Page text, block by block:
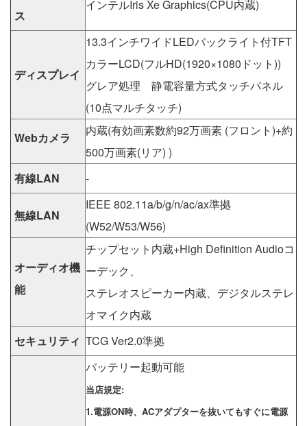
ス
インテルIris Xe Graphics(CPU内蔵)
ディスプレイ
13.3インチワイドLEDバックライト付TFT
カラーLCD(フルHD(1920×1080ドット))
グレア処理 静電容量方式タッチパネル
(10点マルチタッチ)
Webカメラ
内蔵(有効画素数約92万画素 (フロント)+約
500万画素(リア) )
有線LAN
-
無線LAN
IEEE 802.11a/b/g/n/ac/ax準拠
(W52/W53/W56)
オーディオ機
能
チップセット内蔵+High Definition Audioコ
ーデック、
ステレオスピーカー内蔵、デジタルステレ
オマイク内蔵
セキュリティ TCG Ver2.0準拠
バッテリー起動可能
当店規定:
1.電源ON時、ACアダプターを抜いてもすぐに電源